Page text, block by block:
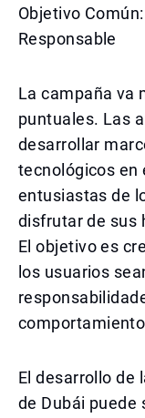
Objetivo
Responsable
La campaña va
puntuales. Las
desarrollar
tecnológicos en
entusiastas de
disfrutar de sus
El objetivo es
los usuarios
El desarrollo de
de Dubái puede